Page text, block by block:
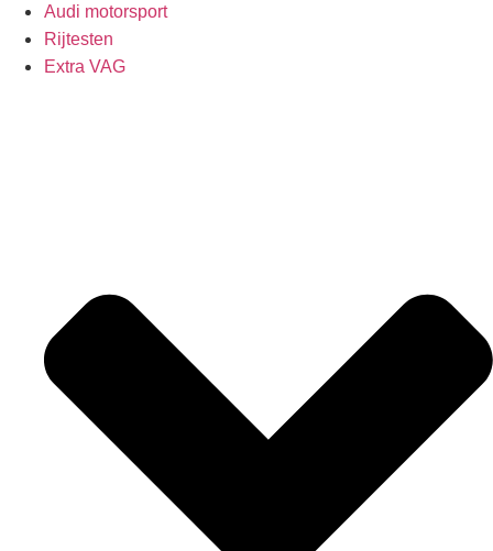
Audi motorsport
Rijtesten
Extra VAG